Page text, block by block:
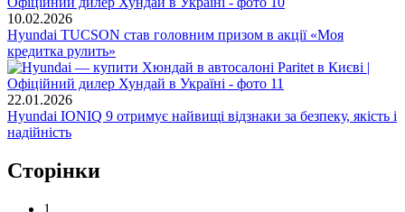
10.02.2026
Hyundai TUCSON став головним призом в акції «Моя
кредитка рулить»
22.01.2026
Hyundai IONIQ 9 отримує найвищі відзнаки за безпеку, якість і
надійність
Сторінки
1